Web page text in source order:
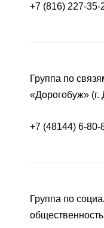
+7 (816) 227-35-
Группа по
«Дорогобуж»
+7 (48144) 6-80-
Группа по